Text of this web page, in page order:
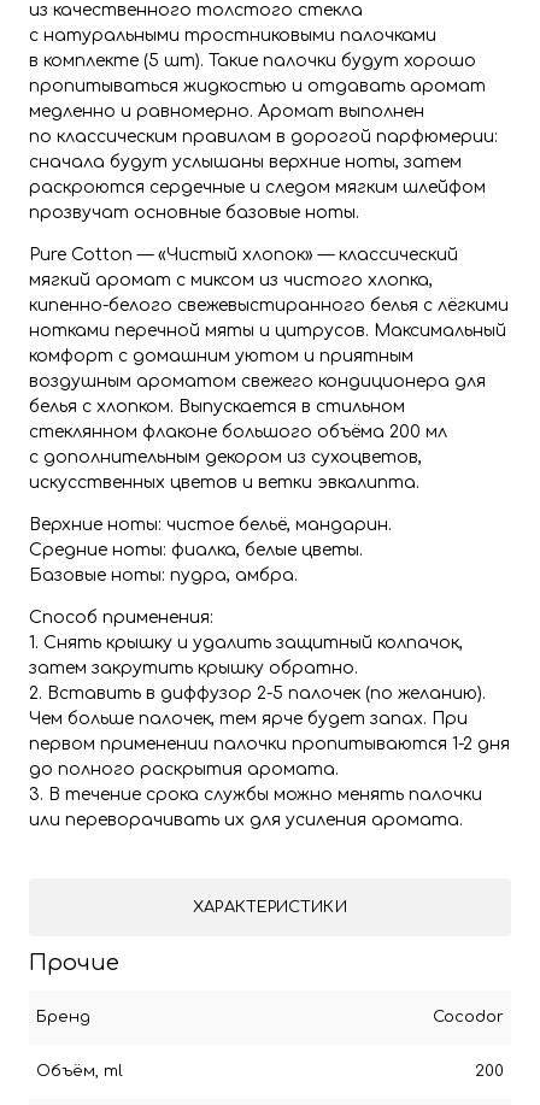
из качественного толстого стекла
с натуральными тростниковыми палочками
в комплекте (5 шт). Такие палочки будут хорошо
пропитываться жидкостью и отдавать аромат
медленно и равномерно. Аромат выполнен
по классическим правилам в дорогой парфюмерии:
сначала будут услышаны верхние ноты, затем
раскроются сердечные и следом мягким шлейфом
прозвучат основные базовые ноты.
Pure Cotton — «Чистый хлопок» — классический
мягкий аромат с миксом из чистого хлопка,
кипенно-белого свежевыстиранного белья с лёгкими
нотками перечной мяты и цитрусов. Максимальный
комфорт с домашним уютом и приятным
воздушным ароматом свежего кондиционера для
белья с хлопком. Выпускается в стильном
стеклянном флаконе большого объёма 200 мл
с дополнительным декором из сухоцветов,
искусственных цветов и ветки эвкалипта.
Верхние ноты: чистое бельё, мандарин.
Средние ноты: фиалка, белые цветы.
Базовые ноты: пудра, амбра.
Способ применения:
1. Снять крышку и удалить защитный колпачок,
затем закрутить крышку обратно.
2. Вставить в диффузор 2-5 палочек (по желанию).
Чем больше палочек, тем ярче будет запах. При
первом применении палочки пропитываются 1-2 дня
до полного раскрытия аромата.
3. В течение срока службы можно менять палочки
или переворачивать их для усиления аромата.
ХАРАКТЕРИСТИКИ
Прочие
Бренд Cocodor
Объём, ml 200